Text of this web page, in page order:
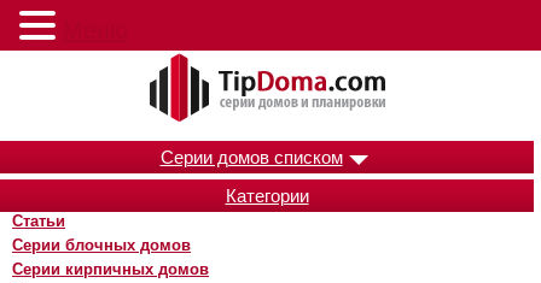
Серии домов списком
Категории
Статьи
Серии блочных домов
Серии кирпичных домов